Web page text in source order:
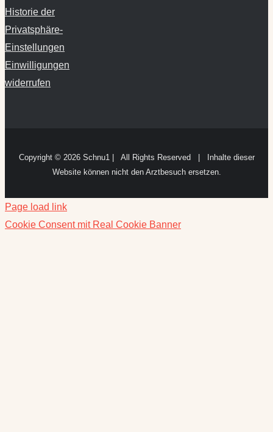
Historie der
Privatsphäre-
Einstellungen
Einwilligungen
widerrufen
Copyright © 2026 Schnu1 | All Rights Reserved | Inhalte dieser
Website können nicht den Arztbesuch ersetzen.
Page load link
Cookie Consent mit Real Cookie Banner